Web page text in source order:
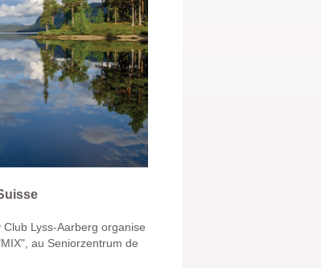
Club Lyss-Aarberg organise
au Seniorzentrum de